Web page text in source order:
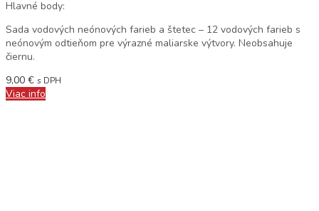
Hlavné body:
Sada vodových neónových farieb a štetec – 12 vodových farieb s
neónovým odtieňom pre výrazné maliarske výtvory. Neobsahuje
čiernu.
9,00 € s DPH
Viac info